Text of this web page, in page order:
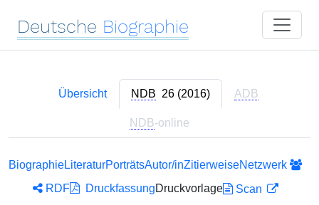
Deutsche Biographie
Übersicht NDB 26 (2016) ADB
NDB-online
BiographieLiteraturPorträtsAutor/inZitierweiseNetzwerk
RDF
DruckfassungDruckvorlage
Scan